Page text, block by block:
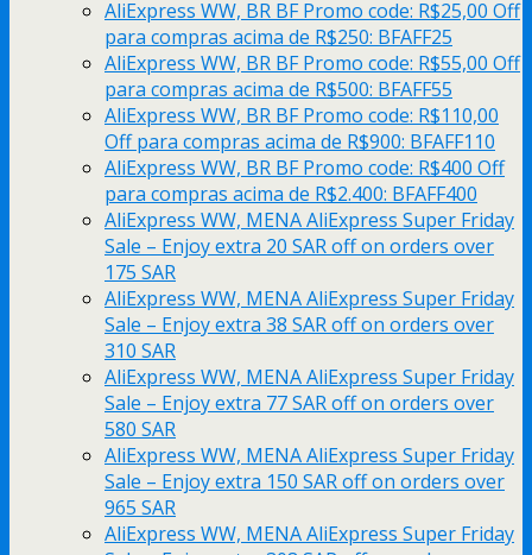
AliExpress WW, BR BF Promo code: R$25,00 Off
para compras acima de R$250: BFAFF25
AliExpress WW, BR BF Promo code: R$55,00 Off
para compras acima de R$500: BFAFF55
AliExpress WW, BR BF Promo code: R$110,00
Off para compras acima de R$900: BFAFF110
AliExpress WW, BR BF Promo code: R$400 Off
para compras acima de R$2.400: BFAFF400
AliExpress WW, MENA AliExpress Super Friday
Sale – Enjoy extra 20 SAR off on orders over
175 SAR
AliExpress WW, MENA AliExpress Super Friday
Sale – Enjoy extra 38 SAR off on orders over
310 SAR
AliExpress WW, MENA AliExpress Super Friday
Sale – Enjoy extra 77 SAR off on orders over
580 SAR
AliExpress WW, MENA AliExpress Super Friday
Sale – Enjoy extra 150 SAR off on orders over
965 SAR
AliExpress WW, MENA AliExpress Super Friday